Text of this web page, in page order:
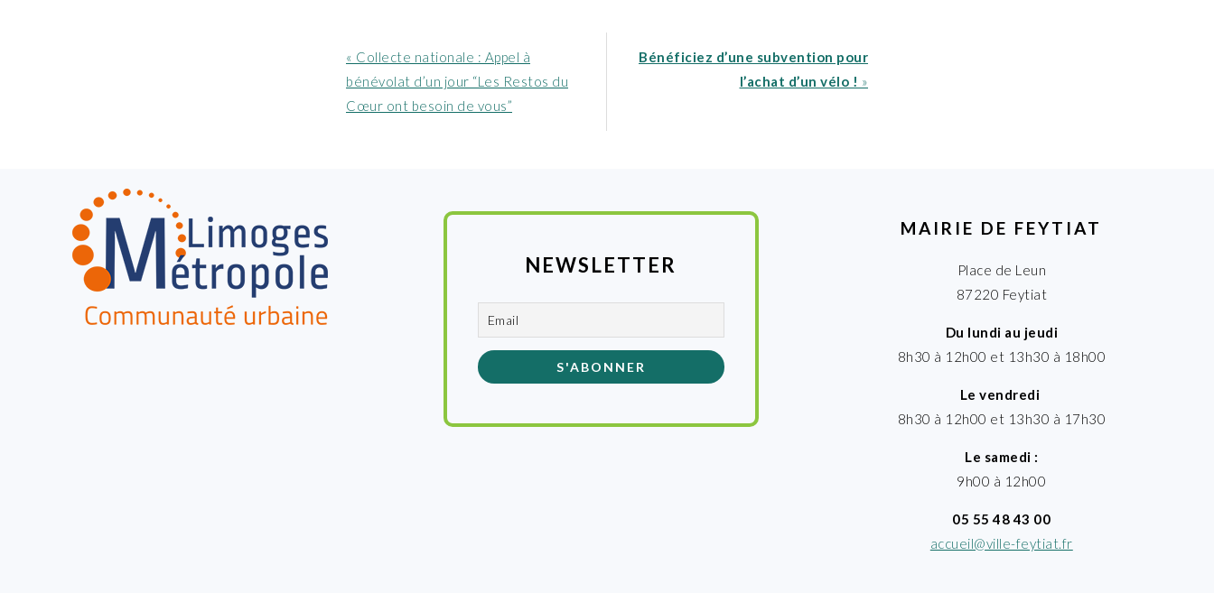
Article
précédent
:
« Collecte nationale : Appel à
bénévolat d’un jour “Les Restos du
Cœur ont besoin de vous”
Article
Bénéficiez d’une subvention pour
l’achat d’un vélo ! »
NEWSLETTER
MAIRIE DE FEYTIAT
Place de Leun
87220 Feytiat
Du lundi au jeudi
8h30 à 12h00 et 13h30 à 18h00
Le vendredi
8h30 à 12h00 et 13h30 à 17h30
Le samedi :
9h00 à 12h00
05 55 48 43 00
accueil@ville-feytiat.fr